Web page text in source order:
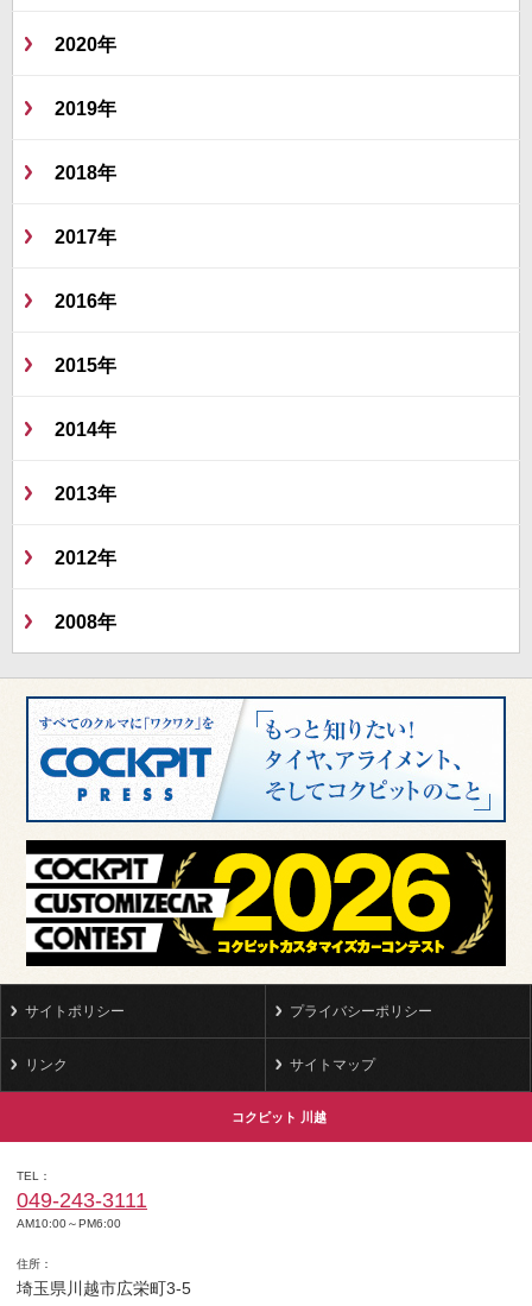
2020年
2019年
2018年
2017年
2016年
2015年
2014年
2013年
2012年
2008年
サイトポリシー プライバシーポリシー
リンク サイトマップ
コクピット 川越
TEL
049-243-3111
AM10:00～PM6:00
住所
埼玉県川越市広栄町3-5